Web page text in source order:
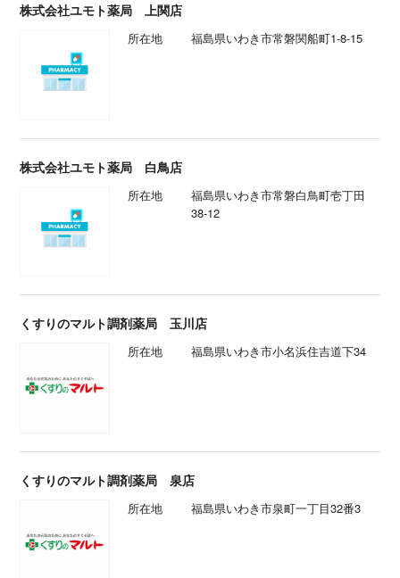
株式会社ユモト薬局 上関店
所在地 福島県いわき市常磐関船町1-8-15
株式会社ユモト薬局 白鳥店
所在地
福島県いわき市常磐白鳥町壱丁田
38-12
くすりのマルト調剤薬局 玉川店
所在地 福島県いわき市小名浜住吉道下34
くすりのマルト調剤薬局 泉店
所在地 福島県いわき市泉町一丁目32番3